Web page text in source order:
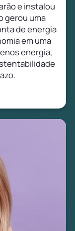
e instalou
gerou uma
de energia
em uma
energia,